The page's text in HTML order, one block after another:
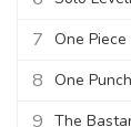
Capitolo
7 One
8 One
9 The